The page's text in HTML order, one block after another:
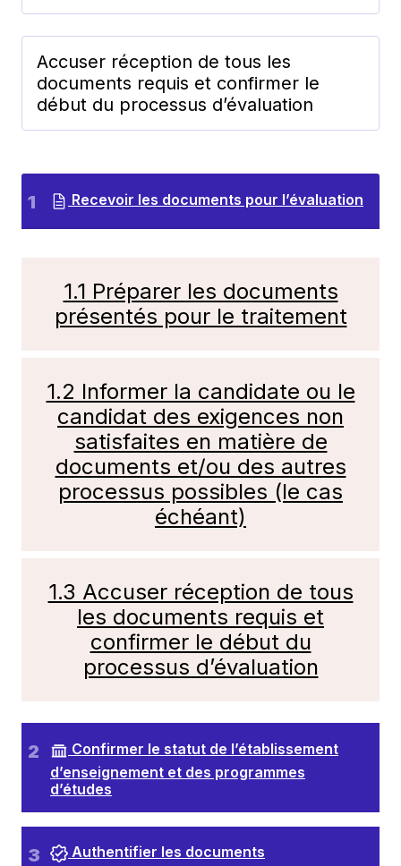
Accuser réception de tous les
documents requis et confirmer le
début du processus d’évaluation
Recevoir les documents pour l’évaluation
1.1 Préparer les documents
présentés pour le traitement
1.2 Informer la candidate ou le
candidat des exigences non
satisfaites en matière de
documents et/ou des autres
processus possibles (le cas
échéant)
1.3 Accuser réception de tous
les documents requis et
confirmer le début du
processus d’évaluation
Confirmer le statut de l’établissement
d’enseignement et des programmes
d’études
Authentifier les documents